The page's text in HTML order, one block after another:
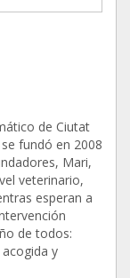
de Ciutat
fundó en 2008
Mari,
veterinario,
esperan a
de todos:
y